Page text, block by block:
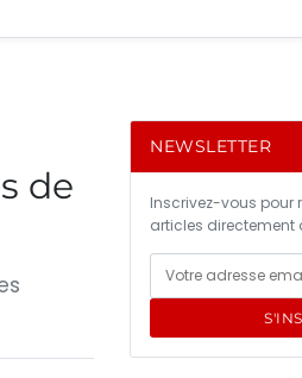
de
NEWSLETTER
Inscrivez-vous pour
articles directement